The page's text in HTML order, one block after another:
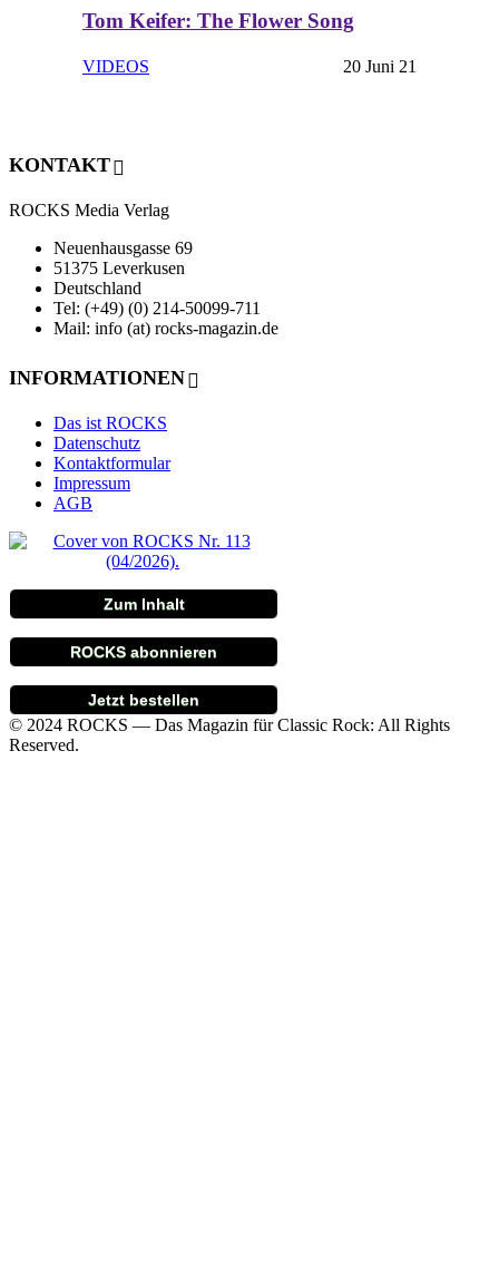
Tom Keifer: The Flower Song
VIDEOS 20 Juni 21
KONTAKT
ROCKS Media Verlag
Neuenhausgasse 69
51375 Leverkusen
Deutschland
Tel: (+49) (0) 214-50099-711
Mail: info (at) rocks-magazin.de
INFORMATIONEN
Das ist ROCKS
Datenschutz
Kontaktformular
Impressum
AGB
Zum Inhalt
ROCKS abonnieren
Jetzt bestellen
© 2024 ROCKS — Das Magazin für Classic Rock: All Rights
Reserved.